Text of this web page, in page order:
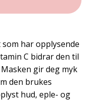
har opplysende
C bidrar den til
gir deg myk
den brukes
hud, eple- og